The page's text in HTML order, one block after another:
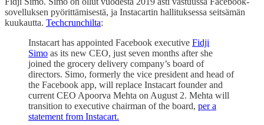
sovelluksen pyörittämisestä, ja Instacartin hallituksessa seitsämän
kuukautta. Techcrunchilta:
Instacart has appointed Facebook executive Fidji
Simo as its new CEO, just seven months after she
joined the grocery delivery company’s board of
directors. Simo, formerly the vice president and head of
the Facebook app, will replace Instacart founder and
current CEO Apoorva Mehta on August 2. Mehta will
transition to executive chairman of the board, per a
statement from Instacart.